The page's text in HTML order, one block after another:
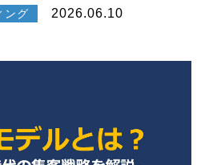
ング 2026.06.10